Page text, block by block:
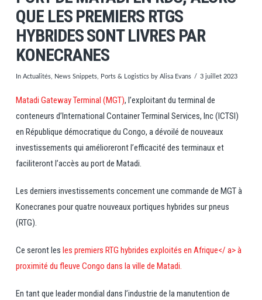
QUE LES PREMIERS RTGS
HYBRIDES SONT LIVRES PAR
KONECRANES
In Actualités, News Snippets, Ports & Logisticsby Alisa Evans 3 juillet 2023
Matadi Gateway Terminal (MGT), l’exploitant du terminal de
conteneurs d’International Container Terminal Services, Inc (ICTSI)
en République démocratique du Congo, a dévoilé de nouveaux
investissements qui amélioreront l’efficacité des terminaux et
faciliteront l’accès au port de Matadi.
Les derniers investissements concernent une commande de MGT à
Konecranes pour quatre nouveaux portiques hybrides sur pneus
(RTG).
Ce seront les les premiers RTG hybrides exploités en Afrique</ a> à
proximité du fleuve Congo dans la ville de Matadi.
En tant que leader mondial dans l’industrie de la manutention de